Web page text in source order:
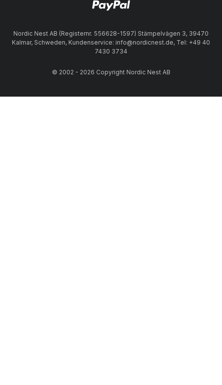
Nordic Nest AB (Registernr. 556628-1597) Stämpelvägen 3, 39470
Kalmar, Schweden, Kundenservice: info@nordicnest.de, Tel: +49 40
7430 3734
© 2002 - 2026 Copyright Nordic Nest AB